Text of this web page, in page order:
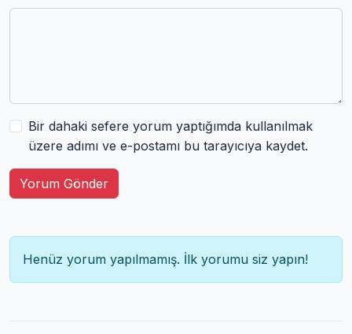
Bir dahaki sefere yorum yaptığımda kullanılmak
üzere adımı ve e-postamı bu tarayıcıya kaydet.
Yorum Gönder
Henüz yorum yapılmamış. İlk yorumu siz yapın!